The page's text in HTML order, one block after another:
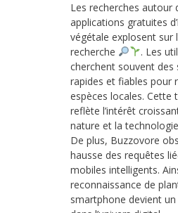
Les recherches autour
applications gratuites
végétale explosent sur
recherche
. Les
cherchent souvent des
rapides et fiables pour
espèces locales. Cette
reflète l’intérêt
nature et la
De plus, Buzzovore
hausse des requêtes
mobiles intelligents.
reconnaissance de
smartphone devient